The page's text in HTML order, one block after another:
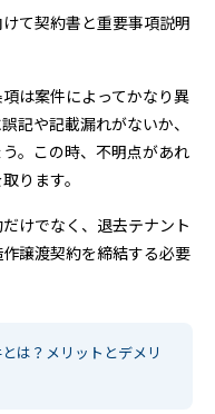
て契約書と重要事項説明
は案件によってかなり異
記や記載漏れがないか、
。この時、不明点があれ
ります。
けでなく、退去テナント
譲渡契約を締結する必要
は？メリットとデメリ